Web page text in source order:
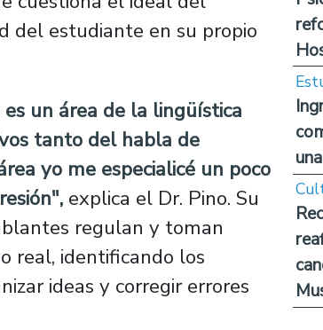
del estudiante en su propio
un área de la lingüística
tanto del habla de
yo me especialicé un poco
explica el Dr. Pino. Su
regulan y toman
real, identificando los
ideas y corregir errores